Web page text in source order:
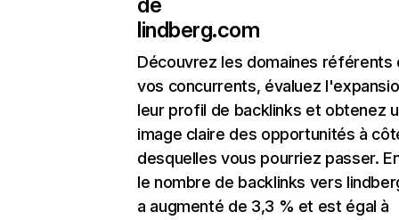
lindberg.com
Découvrez les domaines référents
vos concurrents, évaluez
leur profil de backlinks et obtenez
image claire des opportunités à
desquelles vous pourriez passer.
le nombre de backlinks vers
a augmenté de 3,3 % et est égal à